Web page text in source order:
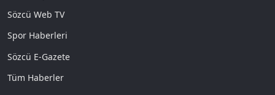
Sözcü Web TV
Spor Haberleri
Sözcü E-Gazete
Tüm Haberler